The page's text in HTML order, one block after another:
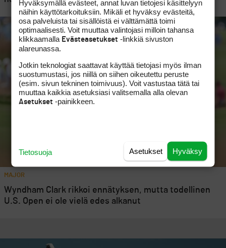
MAJOR
Wyndham Clark rikkoi ennätyksen, mutta todellinen
U.S. Open ei ole vielä edes alkanut
Hyväksymällä evästeet, annat luvan tietojesi käsittelyyn
näihin käyttötarkoituksiin. Mikäli et hyväksy evästeitä,
osa palveluista tai sisällöistä ei välttämättä toimi
optimaalisesti. Voit muuttaa valintojasi milloin tahansa
klikkaamalla Evästeasetukset -linkkiä sivuston
alareunassa.
Jotkin teknologiat saattavat käyttää tietojasi myös ilman
suostumustasi, jos niillä on siihen oikeutettu peruste
(esim. sivun tekninen toimivuus). Voit vastustaa tätä tai
muuttaa kaikkia asetuksiasi valitsemalla alla olevan
Asetukset -painikkeen.
Hyväksy
Asetukset
Tietosuoja